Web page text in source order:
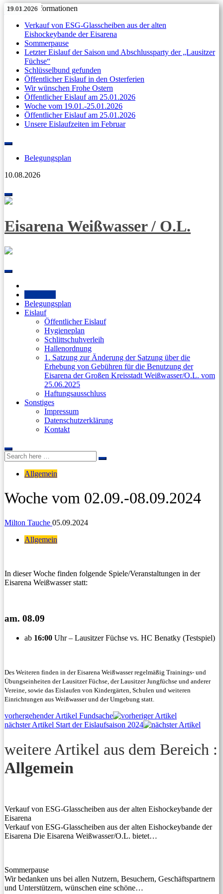
Aktuelle Informationen
Verkauf von ESG-Glasscheiben aus der alten
Eishockeybande der Eisarena
Sommerpause
Letzter Eislauf der Saison und Abschlussparty der „Lausitzer
Füchse“
Schlüsselbund gefunden
Öffentlicher Eislauf in den Osterferien
Wir wünschen Frohe Ostern
Öffentlicher Eislauf am 25.01.2026
Woche vom 19.01.-25.01.2026
Öffentlicher Eislauf am 25.01.2026
Unsere Eislaufzeiten im Februar
Skip
contentBelegungsplan
10.08.2026
Toggle
navigation
Eisarena Weißwasser / O.L.
Skip
content
Belegungsplan
Eislauf
Öffentlicher Eislauf
Hygieneplan
Schlittschuhverleih
Hallenordnung
1. Satzung zur Änderung der Satzung über die
Erhebung von Gebühren für die Benutzung der
Eisarena der Großen Kreisstadt Weißwasser/O.L. vom
25.06.2025
Haftungsausschluss
Sonstiges
Impressum
Datenschutzerklärung
Kontakt
Search
for:
Search
Allgemein
Woche vom 02.09.-08.09.2024
Milton Tauche 05.09.2024
Allgemein
In dieser Woche finden folgende Spiele/Veranstaltungen in der
Eisarena Weißwasser statt:
am. 08.09
ab 16:00 Uhr – Lausitzer Füchse vs. HC Benatky (Testspiel)
Des Weiteren finden in der Eisarena Weißwasser regelmäßig Trainings- und
Übungseinheiten der Lausitzer Füchse, der Lausitzer Jungfüchse und anderer
Vereine, sowie das Eislaufen von Kindergärten, Schulen und weiteren
Einrichtungen aus Weißwasser und der Umgebung statt.
Beitragsnavigation
vorhergehender Artikel Previous
post:
Fundsache
nächster Artikel Next
Start der Eislaufsaison 2024
weitere Artikel aus dem Bereich :
Allgemein
11.05.2026
Verkauf von ESG-Glasscheiben aus der alten Eishockeybande der
Eisarena
Verkauf von ESG-Glasscheiben aus der alten Eishockeybande der
Eisarena Die Eisarena Weißwasser/O.L. bietet…
27.04.2026
Sommerpause
Wir bedanken uns bei allen Nutzern, Besuchern, Geschäftspartnern
und Unterstützern, wünschen eine schöne…
Anzeige
11.04.2026
07.04.2026
31.03.2026
11.05.2026
27.04.2026
Anzeige
11.04.2026
07.04.2026
31.03.2026
23.03.2026
19.01.2026